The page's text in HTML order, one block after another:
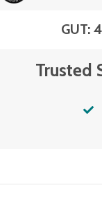
GUT:
Trusted